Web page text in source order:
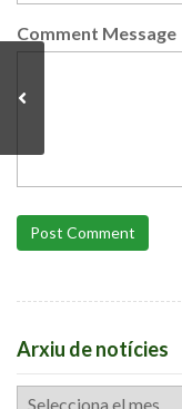
Comment Message
Post Comment
Arxiu de notícies
Arxiu